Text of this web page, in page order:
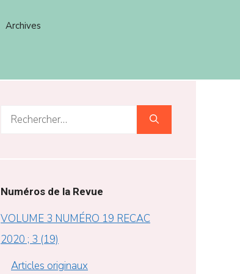
Archives
Rechercher :
Numéros de la Revue
VOLUME 3 NUMÉRO 19 RECAC
2020 ; 3 (19)
Articles originaux